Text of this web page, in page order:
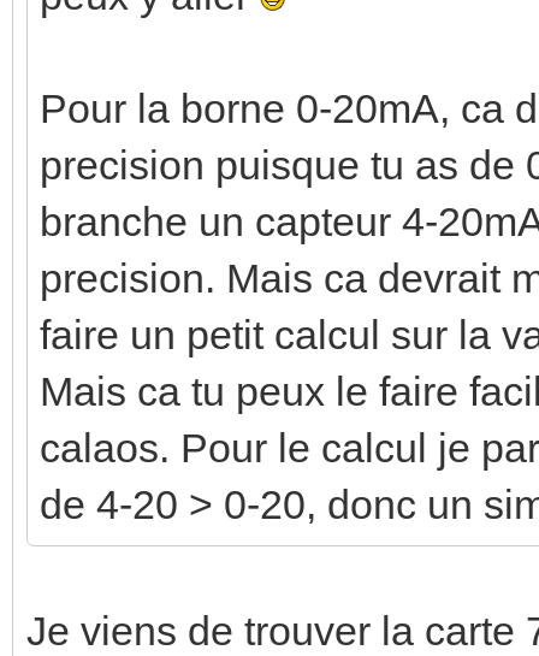
Pour la borne 0-20mA, ca
precision puisque tu as de
branche un capteur 4-
precision. Mais ca devrait
faire un petit calcul sur la
Mais ca tu peux le faire
calaos. Pour le calcul je
de 4-20 > 0-20, donc un
Je viens de trouver la carte